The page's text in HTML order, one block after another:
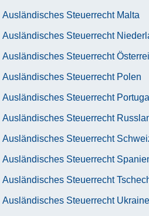
Ausländisches Steuerrecht Malta
Ausländisches Steuerrecht
Ausländisches Steuerrecht
Ausländisches Steuerrecht Polen
Ausländisches Steuerrecht Portugal
Ausländisches Steuerrecht
Ausländisches Steuerrecht
Ausländisches Steuerrecht
Ausländisches Steuerrecht
Ausländisches Steuerrecht Ukraine